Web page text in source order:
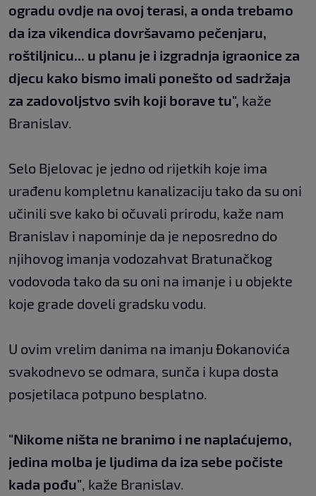
ogradu ovdje na ovoj terasi, a onda trebamo
da iza vikendica dovršavamo pečenjaru,
roštiljnicu... u planu je i izgradnja igraonice za
djecu kako bismo imali ponešto od sadržaja
za zadovoljstvo svih koji borave tu", kaže
Branislav.
Selo Bjelovac je jedno od rijetkih koje ima
urađenu kompletnu kanalizaciju tako da su oni
učinili sve kako bi očuvali prirodu, kaže nam
Branislav i napominje da je neposredno do
njihovog imanja vodozahvat Bratunačkog
vodovoda tako da su oni na imanje i u objekte
koje grade doveli gradsku vodu.
U ovim vrelim danima na imanju Đokanovića
svakodnevo se odmara, sunča i kupa dosta
posjetilaca potpuno besplatno.
"Nikome ništa ne branimo i ne naplaćujemo,
jedina molba je ljudima da iza sebe počiste
kada pođu", kaže Branislav.